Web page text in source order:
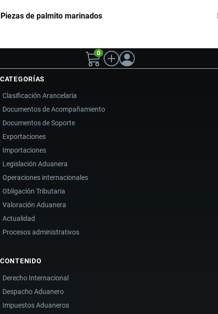
Piezas de palmito marinados
0
CATEGORÍAS
Clasificación Arancelaria
Documentos de Acompañamiento
Documentos de Soporte
Exportaciones
Importaciones
Legislación Aduanera
Operaciones internacionales
Obligación Tributaria
Valoración Aduanera
Actualidad
Procesos administrativos
CONTENIDO
Derecho Internacional
Despacho Aduanero
Impuestos Aduaneros